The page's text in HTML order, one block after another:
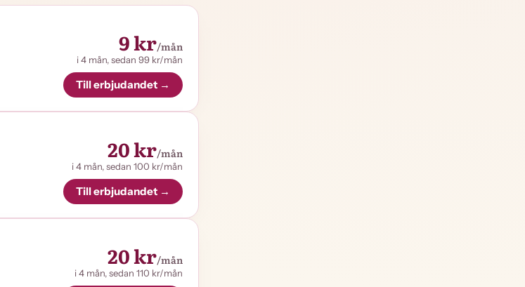
9 kr/mån
i 4 mån, sedan 99 kr/mån
Till erbjudandet →
20 kr/mån
i 4 mån, sedan 100 kr/mån
Till erbjudandet →
20 kr/mån
i 4 mån, sedan 110 kr/mån